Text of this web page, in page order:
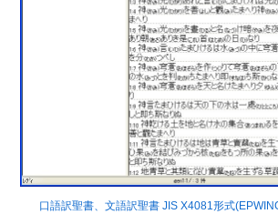
口語訳聖書、文語訳聖書 JIS X4081形式